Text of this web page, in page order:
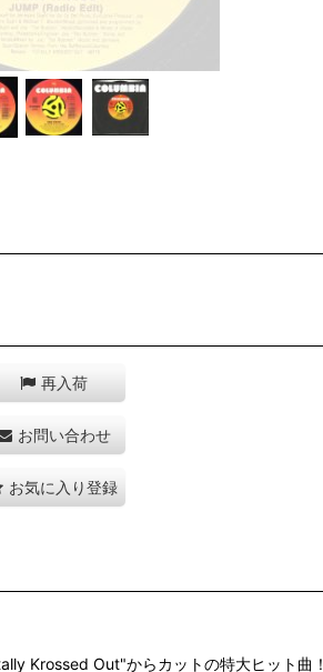
再入荷
お問い合わせ
お気に入り登録
Krossed Out"からカットの特大ヒット曲！